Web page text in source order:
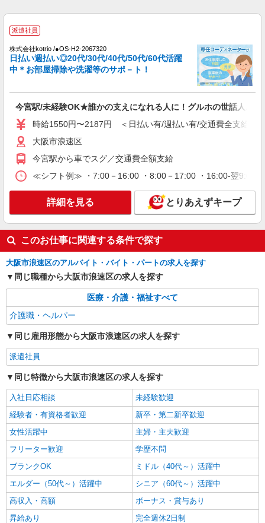
通費全支給(ガソリン代含む)＞
大阪市浪速区
詳細を見る
株式会社ブレイブ（マイナビグループ）/MD27
介護スタッフ ◆デイサービス、サービス付き
務先から選べます。
未経験：時給1500〜1700円（資格・経験によ
る） 経験者：時給1700〜1900円（資格・経験によ
日）＝33万4400円 ◆昇給あり ◆支払い方法 ※日
払い/週払い/月払い対応も可能です。詳しくは面談
当社規定あり
大阪府大阪市浪速区 【最寄駅】 ◆各線「新今
宮駅」 ◆各線「今宮駅」 ◆各線「恵美須町駅」
★その他、近隣に多数勤務地あります！
キープ 詳細を見る
株式会社kotrio /●OS-H2-2009561
向かう先は、笑顔の待つ場所！デイサービスの
サポート＆送迎STAFF
時給1550円〜2187円 ＜日払い有/週払い有/交
大阪市浪速区
株式会社kotrio /●OS-H2-2069274
今宮駅＊幅広い世代が活動中！サ高住のサポー
トSTAFF
時給1550円〜2187円 ＜日払い有/週払い有/交
通費全支給(ガソリン代含む)＞
大阪市浪速区
キープ 詳細を見る
派遣社員
株式会社kotrio /●OS-H2-2067320
日払い週払い◎20代/30代/40代/50代/60代活躍
中＊お部屋掃除や洗濯等のサポ－ト！
今宮駅/未経験OK★誰かの支えになれる人に！グルホの世話人♪
時給1550円〜2187円 ＜日払い有/週払い有/交通費全支給(ガ
大阪市浪速区
今宮駅から車でスグ／交通費全額支給
≪シフト例≫ ・7:00－16:00 ・8:00－17:00 ・16:00-翌9:00
詳細を見る とりあえずキープ
このお仕事に関連する条件で探す
大阪市浪速区のアルバイト・バイト・パートの求人を探す
同じ職種から大阪市浪速区の求人を探す
医療・介護・福祉すべて
介護職・ヘルパー
同じ雇用形態から大阪市浪速区の求人を探す
派遣社員
同じ特徴から大阪市浪速区の求人を探す
入社日応相談
未経験歓迎
経験者・有資格者歓迎
新卒・第二新卒歓迎
女性活躍中
主婦・主夫歓迎
フリーター歓迎
学歴不問
ブランクOK
ミドル（40代～）活躍中
エルダー（50代～）活躍中
シニア（60代～）活躍中
高収入・高額
ボーナス・賞与あり
昇給あり
完全週休2日制